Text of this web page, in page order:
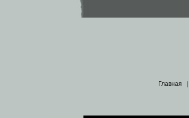
Главная